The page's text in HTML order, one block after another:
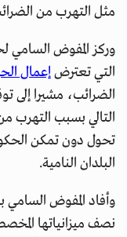
مثل التهرب من
وركز المفوض السامي
التي تعترضإعمال
الضرائب، مشيرا إلى
التالي بسبب التهرب
تحول دون تمكن
البلدان النامية.
وأفاد المفوض السامي
نصف ميزانياتها